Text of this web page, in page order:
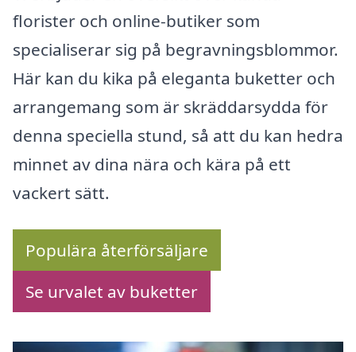
florister och online-butiker som
specialiserar sig på begravningsblommor.
Här kan du kika på eleganta buketter och
arrangemang som är skräddarsydda för
denna speciella stund, så att du kan hedra
minnet av dina nära och kära på ett
vackert sätt.
Populära återförsäljare
Se urvalet av buketter